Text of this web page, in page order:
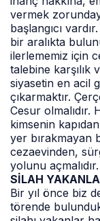
vermek
başlangıcı
bir aralıkta
ilerlememiz için
talebine karşılık
siyasetin en acil
çıkarmaktır.
Cesur olmalıdır.
kimsenin
yer bırakmayan
cezaevinden,
yolunu açmalıdır.
SİLAH
Bir yıl önce biz
törende